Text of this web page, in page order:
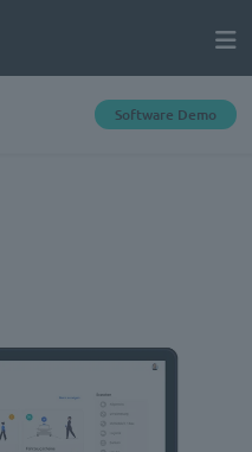
Software Demo